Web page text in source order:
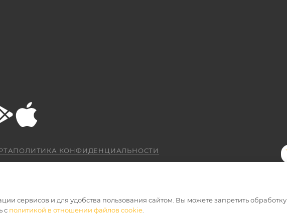
ПОЛИТИКА КОНФИДЕНЦИАЛЬНОСТИ
сервисов и для удобства пользования сайтом. Вы можете запретить обработку
с политикой в отношении файлов cookie